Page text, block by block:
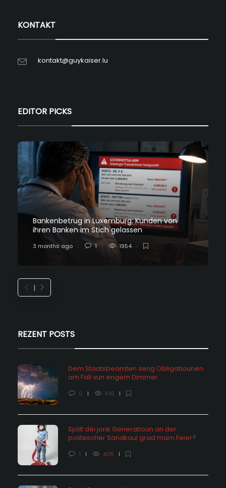
KONTAKT
kontakt@guykaiser.lu
EDITOR PICKS
Bankenbetrug in Luxemburg: Kunden von
ihren Banken im Stich gelassen
3 months ago 1 1954
REZENT POSTS
Dem Staatsbeamten seng Obligatiounen
am Fall vun engem Dimmer
0 516
Spillt déi jonk Generatioun an der
politescher Sandkaul grad mam Feier?
1 405